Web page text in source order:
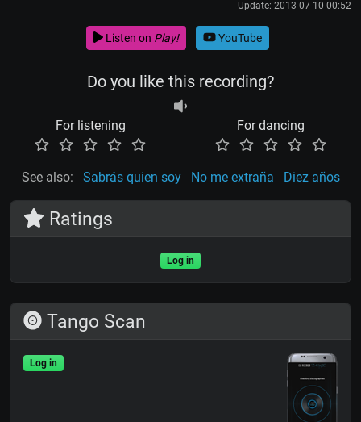
Update: 2013-07-10 00:52
Listen on Play! YouTube
Do you like this recording?
For listening For dancing
See also: Sabrás quien soy No me extraña Diez años
Ratings
Log in
Tango Scan
Log in